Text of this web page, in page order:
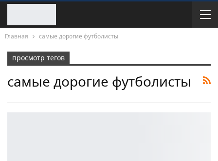
Главная самые дорогие футболисты
просмотр тегов
самые дорогие футболисты